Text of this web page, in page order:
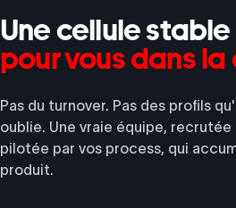
Une cellule
pour vous dans la
Pas du turnover. Pas des profils
oublie. Une vraie équipe,
pilotée par vos process, qui
produit.